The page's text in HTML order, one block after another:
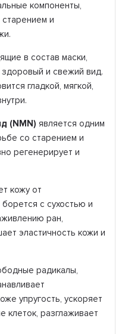
компоненты,
и
в состав маски,
здоровый и свежий вид.
гладкой, мягкой,
(NMN)является одним
со старением и
регенерирует и
кожу от
с сухостью и
ран,
эластичность кожи и
радикалы,
упругость, ускоряет
клеток, разглаживает